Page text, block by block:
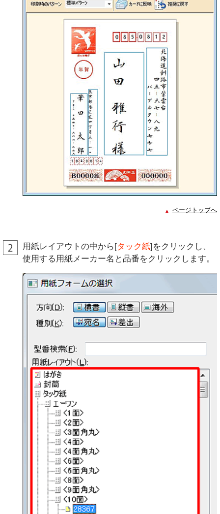
ページトップへ
用紙レイアウトの中から[タック紙]をクリックし、
使用する用紙メーカー名と品番をクリックします。